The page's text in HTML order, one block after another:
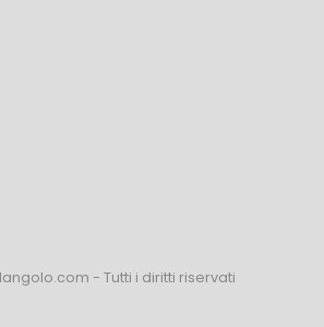
- Tutti i diritti riservati